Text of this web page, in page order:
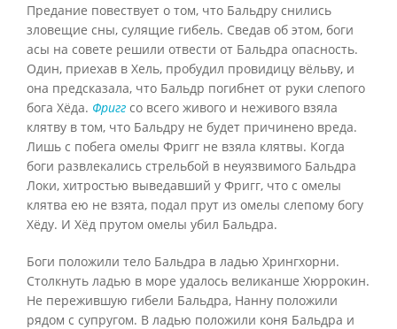
Предание повествует о том, что Бальдру снились
зловещие сны, сулящие гибель. Сведав об этом, боги
асы на совете решили отвести от Бальдра опасность.
Один, приехав в Хель, пробудил провидицу вёльву, и
она предсказала, что Бальдр погибнет от руки слепого
бога Хёда. Фригг со всего живого и неживого взяла
клятву в том, что Бальдру не будет причинено вреда.
Лишь с побега омелы Фригг не взяла клятвы. Когда
боги развлекались стрельбой в неуязвимого Бальдра
Локи, хитростью выведавший у Фригг, что с омелы
клятва ею не взята, подал прут из омелы слепому богу
Хёду. И Хёд прутом омелы убил Бальдра.
Боги положили тело Бальдра в ладью Хрингхорни.
Столкнуть ладью в море удалось великанше Хюррокин.
Не пережившую гибели Бальдра, Нанну положили
рядом с супругом. В ладью положили коня Бальдра и